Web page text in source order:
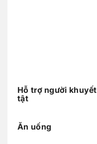
Hỗ trợ người khuyết
tật
Ăn uống